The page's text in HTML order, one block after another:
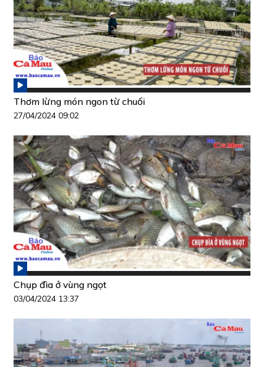
Thơm lừng món ngon từ chuối
27/04/2024 09:02
Chụp đìa ở vùng ngọt
03/04/2024 13:37